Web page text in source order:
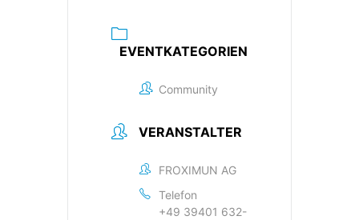
EVENTKATEGORIEN
Community
VERANSTALTER
FROXIMUN AG
Telefon
+49 39401 632-